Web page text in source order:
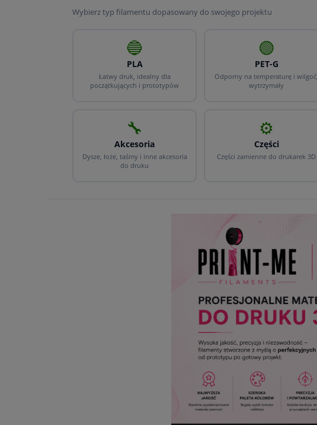
Wybierz typ filamentu dopasowany do swojego projektu
🔵
PLA
Łatwy druk, idealny dla
początkujących i prototypów
🟢
PET-G
Odporny na temperaturę i wilgoć,
wytrzymały
🔧
Akcesoria
Dysze, łoże, taśmy i inne akcesoria
do druku
⚙️
Części
Części zamienne do drukarek 3D